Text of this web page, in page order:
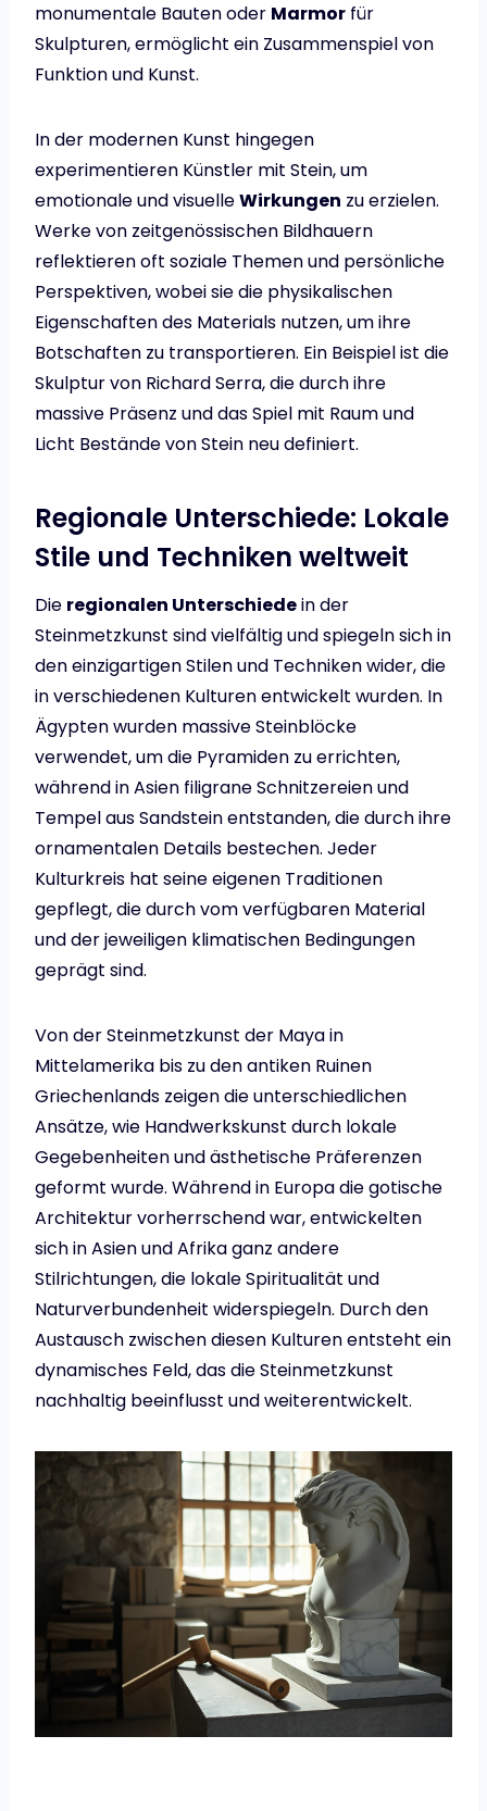
monumentale Bauten oder Marmor für
Skulpturen, ermöglicht ein Zusammenspiel von
Funktion und Kunst.
In der modernen Kunst hingegen
experimentieren Künstler mit Stein, um
emotionale und visuelleWirkungen zu erzielen.
Werke von zeitgenössischen Bildhauern
reflektieren oft soziale Themen und persönliche
Perspektiven, wobei sie die physikalischen
Eigenschaften des Materials nutzen, um ihre
Botschaften zu transportieren. Ein Beispiel ist die
Skulptur von Richard Serra, die durch ihre
massive Präsenz und das Spiel mit Raum und
Licht Bestände von Stein neu definiert.
Regionale Unterschiede: Lokale
Stile und Techniken weltweit
Die regionalen Unterschiedein der
Steinmetzkunst sind vielfältig und spiegeln sich in
den einzigartigen Stilen und Techniken wider, die
in verschiedenen Kulturen entwickelt wurden. In
Ägypten wurden massive Steinblöcke
verwendet, um die Pyramiden zu errichten,
während in Asien filigrane Schnitzereien und
Tempel aus Sandstein entstanden, die durch ihre
ornamentalen Details bestechen. Jeder
Kulturkreis hat seine eigenen Traditionen
gepflegt, die durch vom verfügbaren Material
und der jeweiligen klimatischen Bedingungen
geprägt sind.
Von der Steinmetzkunst der Maya in
Mittelamerika bis zu den antiken Ruinen
Griechenlands zeigen die unterschiedlichen
Ansätze, wie Handwerkskunst durch lokale
Gegebenheiten und ästhetische Präferenzen
geformt wurde. Während in Europa die gotische
Architektur vorherrschend war, entwickelten
sich in Asien und Afrika ganz andere
Stilrichtungen, die lokale Spiritualität und
Naturverbundenheit widerspiegeln. Durch den
Austausch zwischen diesen Kulturen entsteht ein
dynamisches Feld, das die Steinmetzkunst
nachhaltig beeinflusst und weiterentwickelt.